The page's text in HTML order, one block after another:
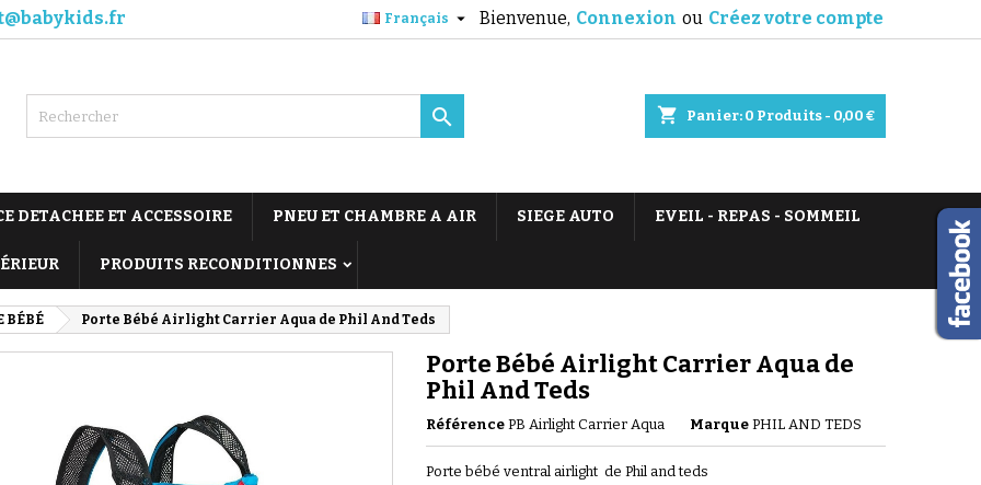
Bienvenue, Connexion ou Créez votre compte
Français 
shopping_cart Panier: 0 Produits - 0,00 €

DETACHEE ET ACCESSOIRE PNEU ET CHAMBRE A AIR SIEGE AUTO EVEIL - REPAS - SOMMEIL
PRODUITS RECONDITIONNES
BÉBÉ Porte Bébé Airlight Carrier Aqua de Phil And Teds
Porte Bébé Airlight Carrier Aqua de
Phil And Teds
Référence PB Airlight Carrier Aqua Marque PHIL AND TEDS
Porte bébé ventral airlight de Phil and teds